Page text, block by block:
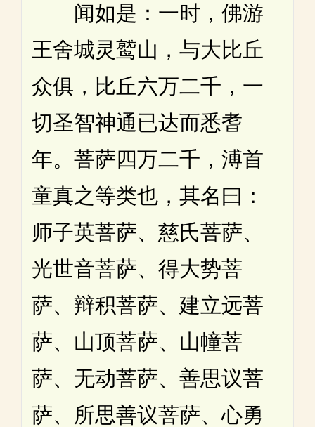
闻如是：一时，佛游
王舍城灵鹫山，与大比丘
众俱，比丘六万二千，一
切圣智神通已达而悉耆
年。菩萨四万二千，溥首
童真之等类也，其名曰：
师子英菩萨、慈氏菩萨、
光世音菩萨、得大势菩
萨、辩积菩萨、建立远菩
萨、山顶菩萨、山幢菩
萨、无动菩萨、善思议菩
萨、所思善议菩萨、心勇